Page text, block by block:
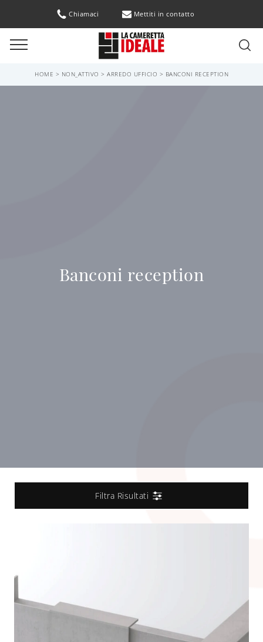
Chiamaci Mettiti in contatto
HOME > NON_ATTIVO > ARREDO UFFICIO > BANCONI RECEPTION
Banconi reception
Filtra Risultati